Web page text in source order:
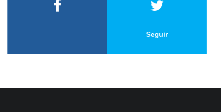
Seguir